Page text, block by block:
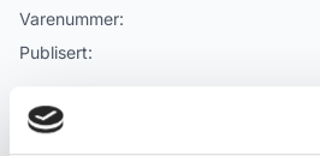
Varenummer:
Publisert:
Emneord